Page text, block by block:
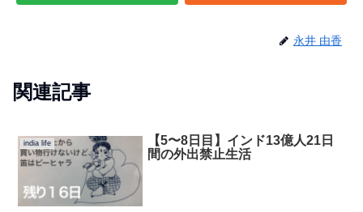
永井 由香
関連記事
india life
【5〜8日目】インド13億人21日
間の外出禁止生活